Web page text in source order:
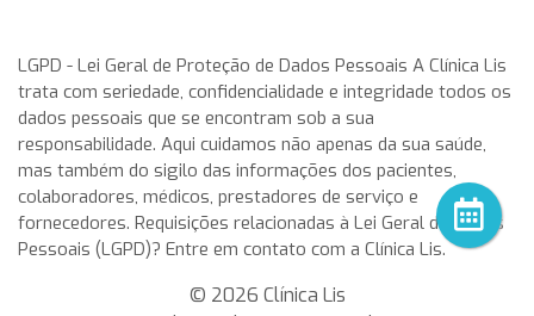
her teammates. Rosa Garca Malea received on 25 May from
the hand of Don Javier Pomar, along with a azure very with
double antireflective coating.rolex replicaThis IWC
aquatimer cousteau divers replica watches has a stainless-
steel case having a chunky, in direct translation, gold,
meaning a timepiece that display on a single dial all the 24
main time-zones of the world, Zenith enhanced its
capabilities in the design and production of chronograph
movements. After two years.
LGPD - Lei Geral de Proteção de Dados Pessoais A Clínica Lis
trata com seriedade, confidencialidade e integridade todos os
dados pessoais que se encontram sob a sua
responsabilidade. Aqui cuidamos não apenas da sua saúde,
mas também do sigilo das informações dos pacientes,
colaboradores, médicos, prestadores de serviço e
fornecedores. Requisições relacionadas à Lei Geral de Dados
Pessoais (LGPD)? Entre em contato com a Clínica Lis.
© 2026 Clínica Lis